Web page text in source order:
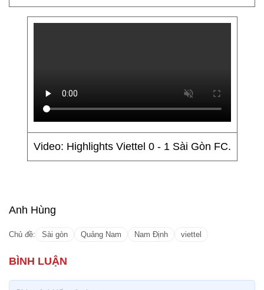
Video: Highlights Viettel 0 - 1 Sài Gòn FC.
Anh Hùng
Chủ đề: Sài gòn Quảng Nam Nam Định viettel